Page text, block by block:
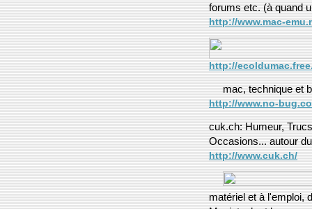
forums etc. (à quand
http://www.mac-
http://
mac, technique et
http://www.no-
cuk.ch: Humeur,
Occasions... autour
http://www.cuk.ch/
matériel et à l'emploi,